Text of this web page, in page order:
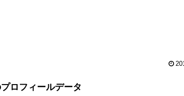
ロフィールデータ